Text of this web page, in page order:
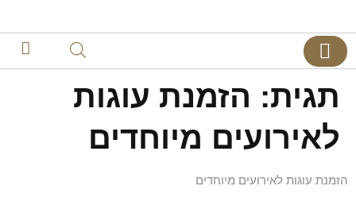
תגית: הזמנת עוגות
לאירועים מיוחדים
הזמנת עוגות לאירועים מיוחדים